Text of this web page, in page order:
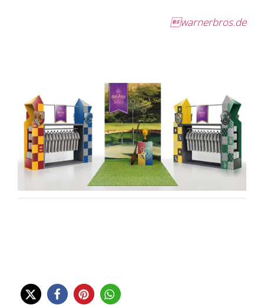
warnerbros.de